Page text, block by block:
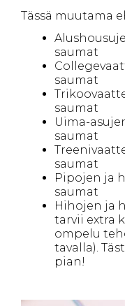
Tässä muutama
saumat
saumat
saumat
Uima-
saumat
saumat
Pipojen ja
saumat
Hihojen ja
tarvii extra
ompelu
tavalla).
pian!